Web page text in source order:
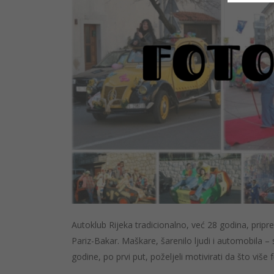
Autoklub Rijeka tradicionalno, već 28 godina,
Pariz-Bakar. Maškare, šarenilo ljudi i automobila
godine, po prvi put, poželjeli motivirati da što